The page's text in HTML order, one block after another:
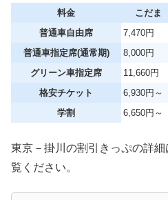
料金 こだま
普通車自由席
7,470円
普通車指定席(通常期)
8,000円
グリーン車指定席
11,660円
格安チケット
6,930円～
学割
6,650円～
東京－掛川の割引きっぷの詳
覧ください。